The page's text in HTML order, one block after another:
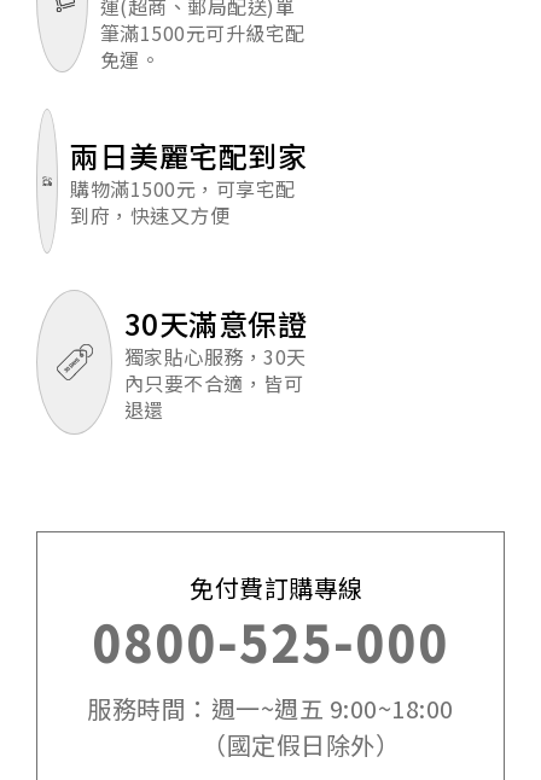
運(超商、郵局配送)單
筆滿1500元可升級宅配
免運。
兩日美麗宅配到家
購物滿1500元，可享宅配
到府，快速又方便
30天滿意保證
獨家貼心服務，30天
內只要不合適，皆可
退還
免付費訂購專線
0800-525-000
服務時間：週一~週五 9:00~18:00
（國定假日除外）